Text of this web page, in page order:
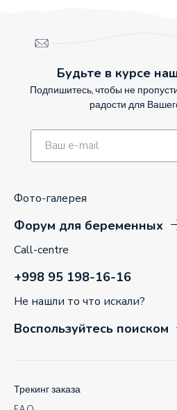
Будьте в курсе
Подпишитесь, чтобы не
радости для
Фото-галерея
Форум для беременных
Call-centre
+998 95 198-16-16
Не нашли то что искали?
Воспользуйтесь поиском
Трекинг заказа